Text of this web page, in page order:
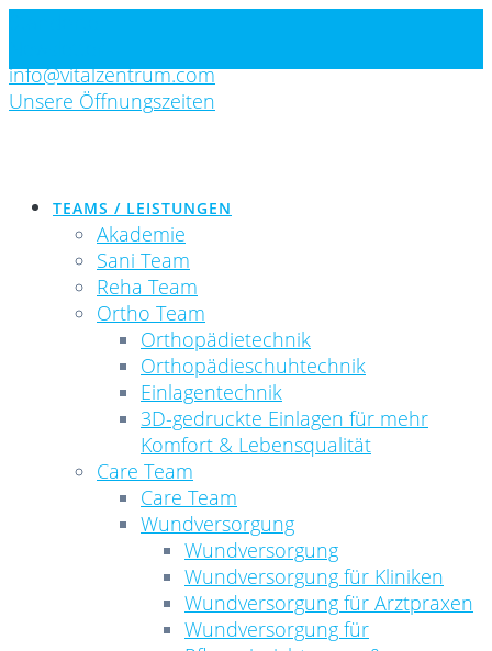
content
info@vitalzentrum.com
Unsere Öffnungszeiten
TEAMS / LEISTUNGEN
Akademie
Sani Team
Reha Team
Ortho Team
Orthopädietechnik
Orthopädieschuhtechnik
Einlagentechnik
3D-gedruckte Einlagen für mehr
Komfort & Lebensqualität
Care Team
Care Team
Wundversorgung
Wundversorgung
Wundversorgung für Kliniken
Wundversorgung für Arztpraxen
Wundversorgung für